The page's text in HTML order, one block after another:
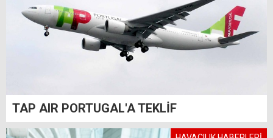
TAP AIR PORTUGAL'A TEKLİF